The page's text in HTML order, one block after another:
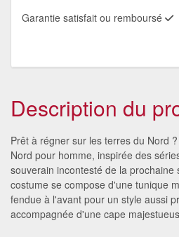
Garantie satisfait ou remboursé
Description du
Prêt à régner sur les terres du Nord
Nord pour homme, inspirée des
souverain incontesté de la prochaine
costume se compose d'une tunique
fendue à l'avant pour un style aussi
accompagnée d'une cape